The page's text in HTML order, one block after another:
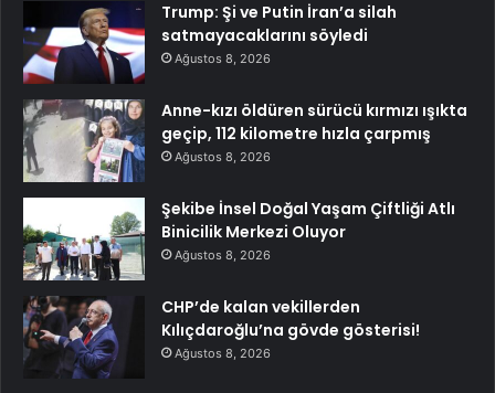
Trump: Şi ve Putin İran’a silah
satmayacaklarını söyledi
Ağustos 8, 2026
Anne-kızı öldüren sürücü kırmızı ışıkta
geçip, 112 kilometre hızla çarpmış
Ağustos 8, 2026
Şekibe İnsel Doğal Yaşam Çiftliği Atlı
Binicilik Merkezi Oluyor
Ağustos 8, 2026
CHP’de kalan vekillerden
Kılıçdaroğlu’na gövde gösterisi!
Ağustos 8, 2026